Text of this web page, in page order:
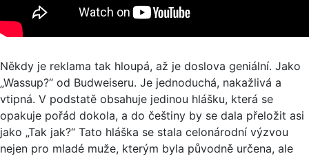
Někdy je reklama tak hloupá, až je doslova geniální. Jako
„Wassup?“ od Budweiseru. Je jednoduchá, nakažlivá a
vtipná. V podstatě obsahuje jedinou hlášku, která se
opakuje pořád dokola, a do češtiny by se dala přeložit asi
jako „Tak jak?“ Tato hláška se stala celonárodní výzvou
nejen pro mladé muže, kterým byla původně určena, ale